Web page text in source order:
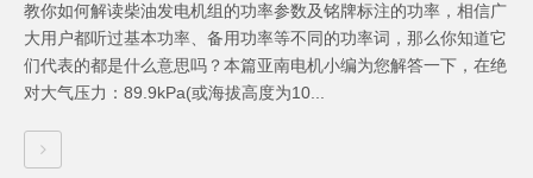
教你如何解读柴油发电机组的功率参数及铭牌标注的功率，相信广
大用户都听过基本功率、备用功率等不同的功率词，那么你知道它
们代表的都是什么意思吗？本篇亚南电机小编为您解答一下，在绝
对大气压力：89.9kPa(或海拔高度为10...